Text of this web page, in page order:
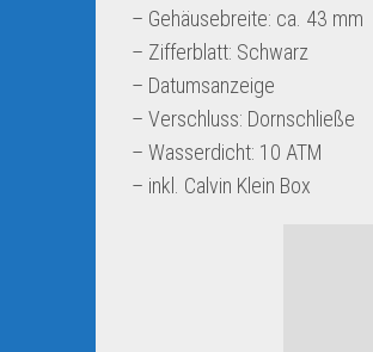
– Gehäusebreite: ca. 43 mm
– Zifferblatt: Schwarz
– Datumsanzeige
– Verschluss: Dornschließe
– Wasserdicht: 10 ATM
– inkl. Calvin Klein Box